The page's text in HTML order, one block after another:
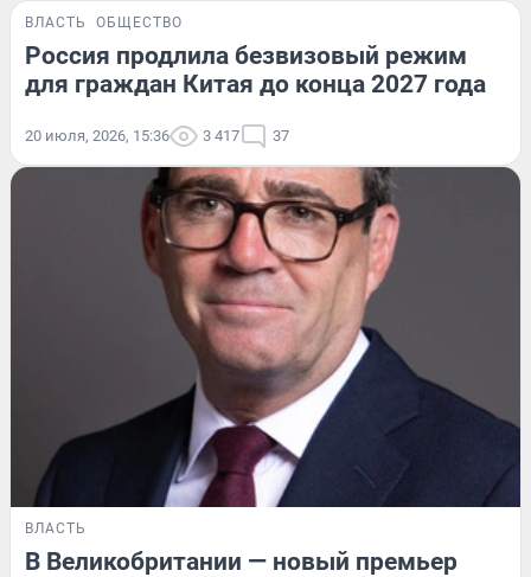
ВЛАСТЬ ОБЩЕСТВО
Россия продлила безвизовый режим
для граждан Китая до конца 2027 года
20 июля, 2026, 15:36 3 417 37
ВЛАСТЬ
В Великобритании — новый премьер